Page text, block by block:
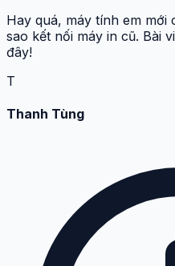
Hay quá, máy tính em mới
sao kết nối máy in cũ. Bài
đây!
T
Thanh Tùng